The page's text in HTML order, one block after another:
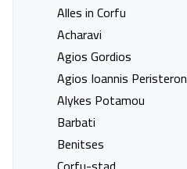
Alles in Corfu
Acharavi
Agios Gordios
Agios Ioannis Peristeron
Alykes Potamou
Barbati
Benitses